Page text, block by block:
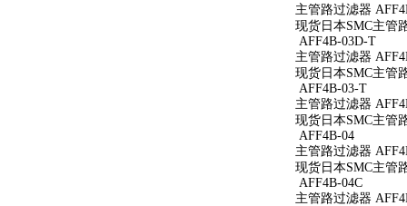
主管路过滤器
现货日本SMC主管
AFF4B-03D-T
主管路过滤器
现货日本SMC主管
AFF4B-03-T
主管路过滤器
现货日本SMC主管
AFF4B-04
主管路过滤器
现货日本SMC主管
AFF4B-04C
主管路过滤器